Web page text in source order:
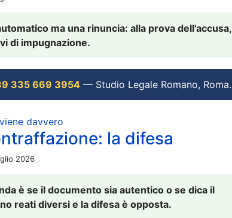
ma una rinuncia: alla prova dell'accusa,
di impugnazione.
335 669 3954 — Studio Legale Romano, Roma.
davvero
la difesa
2026
è se il documento sia autentico o se dica il
reati diversi e la difesa è opposta.